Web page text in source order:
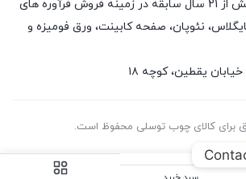
کالای چوب توسلی با بیش از 21 سال سابقه در زمینه فروش فرآوره های
نئوپان، صفحه کابینت، ورق فومیزه و
خیابان یقطین، کوچه ۱۸
برای کالای چوب توسلی محفوظ است.